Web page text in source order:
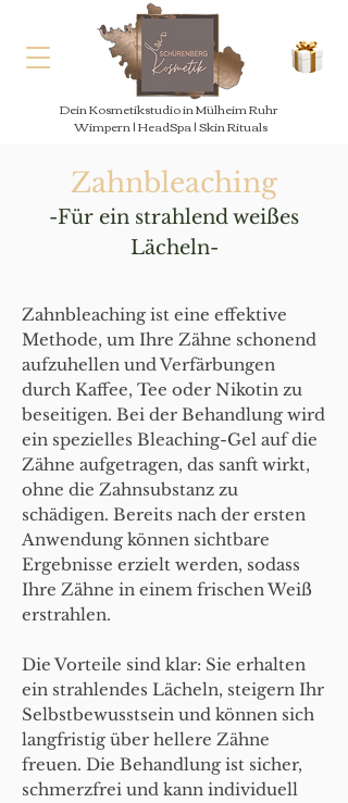
Dein Kosmetikstudio in Mülheim Ruhr
Wimpern | HeadSpa | Skin Rituals
Zahnbleaching
-Für ein strahlend weißes
Lächeln-
Zahnbleaching ist eine effektive
Methode, um Ihre Zähne schonend
aufzuhellen und Verfärbungen
durch Kaffee, Tee oder Nikotin zu
beseitigen. Bei der Behandlung wird
ein spezielles Bleaching-Gel auf die
Zähne aufgetragen, das sanft wirkt,
ohne die Zahnsubstanz zu
schädigen. Bereits nach der ersten
Anwendung können sichtbare
Ergebnisse erzielt werden, sodass
Ihre Zähne in einem frischen Weiß
erstrahlen.
Die Vorteile sind klar: Sie erhalten
ein strahlendes Lächeln, steigern Ihr
Selbstbewusstsein und können sich
langfristig über hellere Zähne
freuen. Die Behandlung ist sicher,
schmerzfrei und kann individuell